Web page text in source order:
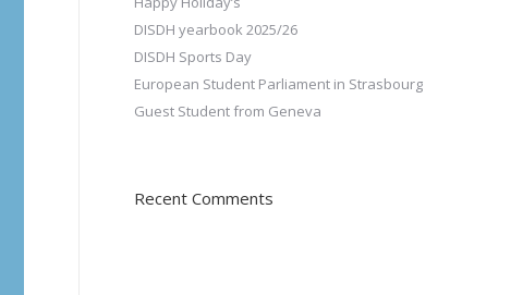
DISDH yearbook 2025/26
DISDH Sports Day
European Student Parliament in Strasbourg
Guest Student from Geneva
Recent Comments